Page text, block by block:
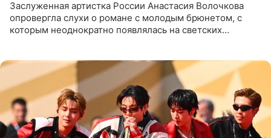
Заслуженная артистка России Анастасия Волочкова
опровергла слухи о романе с молодым брюнетом, с
которым неоднократно появлялась на светских